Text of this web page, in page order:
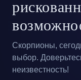
Скорпионы,
выбор.
неизвестность!